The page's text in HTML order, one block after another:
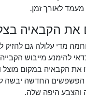
מעמד לאורך זמן.
מדי עלולה גם
להימנע מייבוש
את הקבאיה במקום מוצל
הפשפשים החדשה יבשה
והצבע היפה שלה.